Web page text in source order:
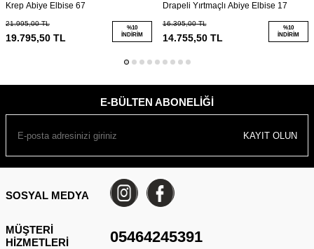
Krep Abiye Elbise 67
21.995,00TL
19.795,50 TL
%10
İNDIRIM
Drapeli Yırtmaçlı Abiye Elbise 17
16.395,00TL
14.755,50TL
%10
İNDIRIM
E-BÜLTEN ABONELIĞI
KAYIT OLUN
SOSYAL MEDYA
MÜŞTERI
HIZMETLERI
05464245391